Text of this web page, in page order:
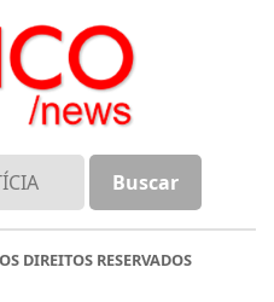
DIREITOS RESERVADOS